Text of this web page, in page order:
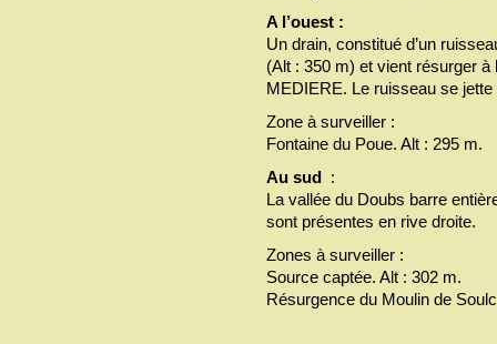
A l’ouest :
Un drain, constitué d’un
(Alt : 350 m) et vient résurger
MEDIERE. Le ruisseau se
Zone à surveiller :
Fontaine du Poue. Alt : 295 m.
Au sud :
La vallée du Doubs barre
sont présentes en rive droite.
Zones à surveiller :
Source captée. Alt : 302 m.
Résurgence du Moulin de